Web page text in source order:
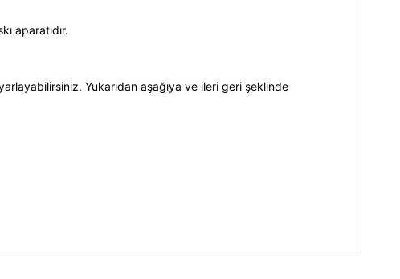
aparatıdır.
Yukarıdan aşağıya ve ileri geri şeklinde